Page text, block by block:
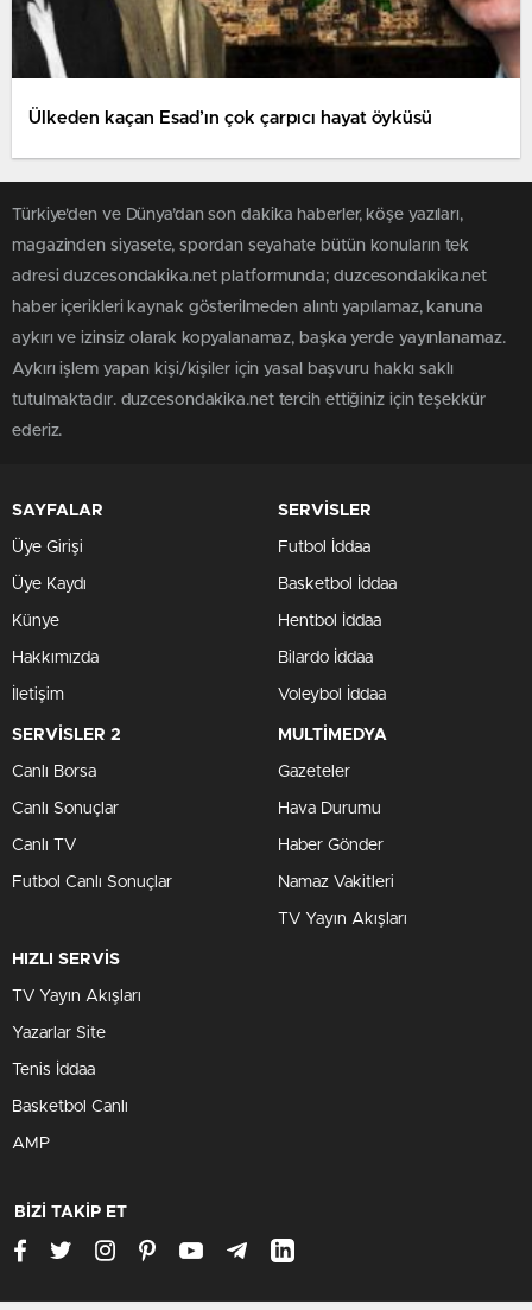
Ülkeden kaçan Esad’ın çok çarpıcı hayat öyküsü
Türkiye'den ve Dünya’dan son dakika haberler, köşe yazıları,
magazinden siyasete, spordan seyahate bütün konuların tek
adresi duzcesondakika.net platformunda; duzcesondakika.net
haber içerikleri kaynak gösterilmeden alıntı yapılamaz, kanuna
aykırı ve izinsiz olarak kopyalanamaz, başka yerde yayınlanamaz.
Aykırı işlem yapan kişi/kişiler için yasal başvuru hakkı saklı
tutulmaktadır. duzcesondakika.net tercih ettiğiniz için teşekkür
ederiz.
SAYFALAR
Üye Girişi
Üye Kaydı
Künye
Hakkımızda
İletişim
SERVİSLER
Futbol İddaa
Basketbol İddaa
Hentbol İddaa
Bilardo İddaa
Voleybol İddaa
SERVİSLER 2
Canlı Borsa
Canlı Sonuçlar
Canlı TV
Futbol Canlı Sonuçlar
MULTİMEDYA
Gazeteler
Hava Durumu
Haber Gönder
Namaz Vakitleri
TV Yayın Akışları
HIZLI SERVİS
TV Yayın Akışları
Yazarlar Site
Tenis İddaa
Basketbol Canlı
AMP
BİZİ TAKİP ET